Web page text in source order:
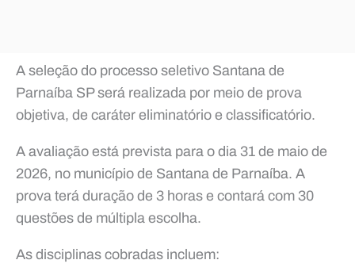
A seleção do processo seletivo Santana de
Parnaíba SP será realizada por meio de prova
objetiva, de caráter eliminatório e classificatório.
A avaliação está prevista para o dia 31 de maio de
2026, no município de Santana de Parnaíba. A
prova terá duração de 3 horas e contará com 30
questões de múltipla escolha.
As disciplinas cobradas incluem: